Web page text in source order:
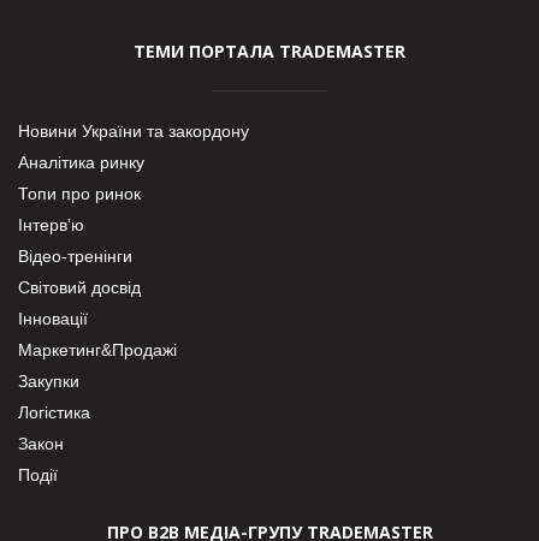
ТЕМИ ПОРТАЛА TRADEMASTER
Новини України та закордону
Аналітика ринку
Топи про ринок
Інтерв’ю
Відео-тренінги
Світовий досвід
Інновації
Маркетинг&Продажі
Закупки
Логістика
Закон
Події
ПРО В2В МЕДІА-ГРУПУ TRADEMASTER